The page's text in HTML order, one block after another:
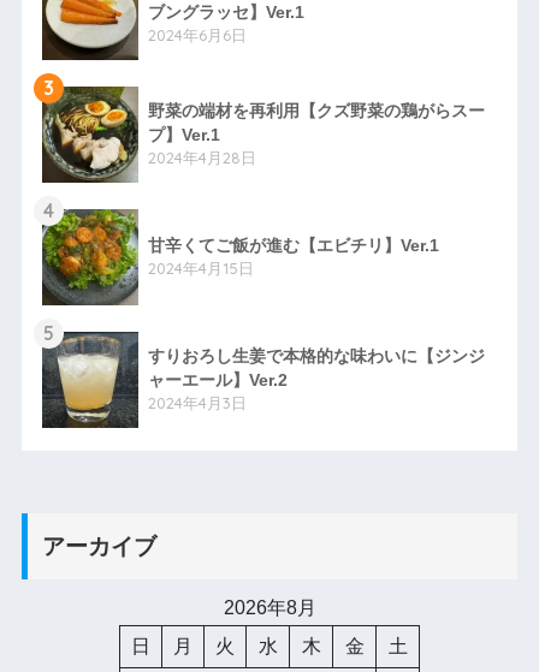
ブングラッセ】Ver.1
2024年6月6日
3
野菜の端材を再利用【クズ野菜の鶏がらスー
プ】Ver.1
2024年4月28日
4
甘辛くてご飯が進む【エビチリ】Ver.1
2024年4月15日
5
すりおろし生姜で本格的な味わいに【ジンジ
ャーエール】Ver.2
2024年4月3日
アーカイブ
2026年8月
日
月 火 水 木 金 土